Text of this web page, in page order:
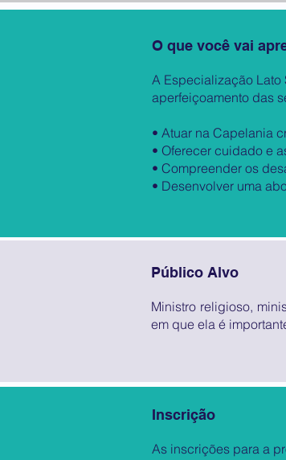
O que você vai
A Especialização Lato
aperfeiçoamento das
• Atuar na Capelania
• Oferecer cuidado e
• Compreender os
• Desenvolver uma
Público Alvo
Ministro religioso,
em que ela é
Inscrição
As inscrições para a